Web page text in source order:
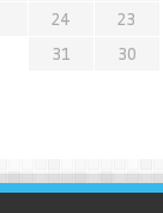
23
24
30
31